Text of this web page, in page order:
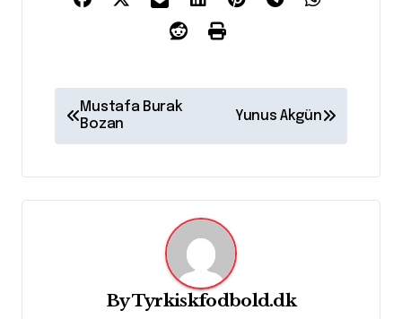
Mustafa Burak
Bozan
Yunus Akgün
ByTyrkiskfodbold.dk